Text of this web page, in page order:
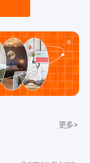
更多>